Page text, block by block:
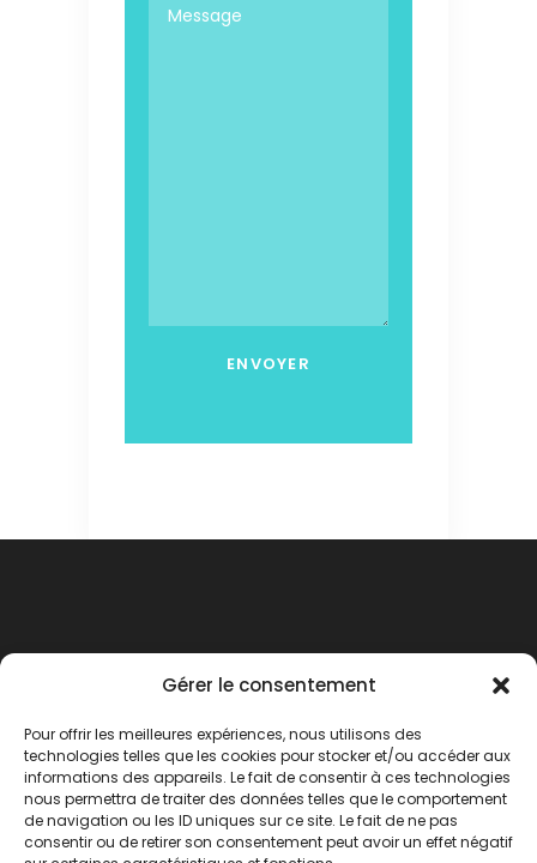
Gérer le consentement
Pour offrir les meilleures expériences, nous utilisons des
technologies telles que les cookies pour stocker et/ou accéder aux
informations des appareils. Le fait de consentir à ces technologies
nous permettra de traiter des données telles que le comportement
de navigation ou les ID uniques sur ce site. Le fait de ne pas
consentir ou de retirer son consentement peut avoir un effet négatif